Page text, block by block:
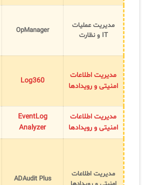
مدیریت عملیات
IT و نظارت
OpManager
مدیریت اطلاعات
امنیتی و رویدادها
Log360
مدیریت اطلاعات
امنیتی و رویدادها
EventLog
Analyzer
مدیریت اطلاعات
ADAudit Plus